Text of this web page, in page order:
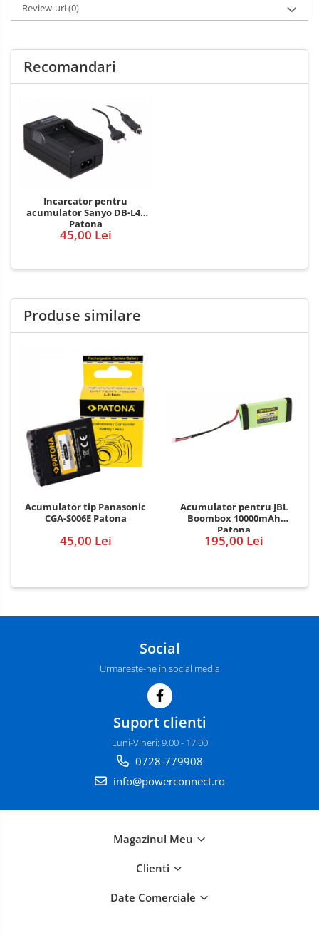
Review-uri(0)
Recomandari
Incarcator pentru
acumulator Sanyo DB-L40
Patona
45,00 Lei
Produse similare
Acumulator tip Panasonic
CGA-S006E Patona
45,00 Lei
Acumulator pentru JBL
Boombox 10000mAh
Patona
195,00 Lei
Social
Urmareste-ne in social media
Suport clienti
Luni-Vineri: 9.00 - 17.00
0728-779908
info@powerconnect.ro
Magazinul Meu
Clienti
Date Comerciale